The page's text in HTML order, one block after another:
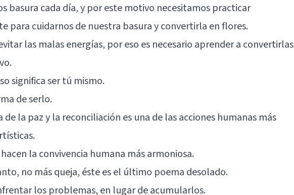
basura cada día, y por este motivo necesitamos practicar
para cuidarnos de nuestra basura y convertirla en flores.
las malas energías, por eso es necesario aprender a convertirlas
significa ser tú mismo.
de serlo.
de la paz y la reconciliación es una de las acciones humanas más
la convivencia humana más armoniosa.
no más queja, éste es el último poema desolado.
los problemas, en lugar de acumularlos.